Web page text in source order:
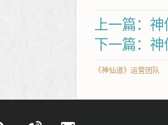
上一篇：
下一篇：
《神仙道》运营团队